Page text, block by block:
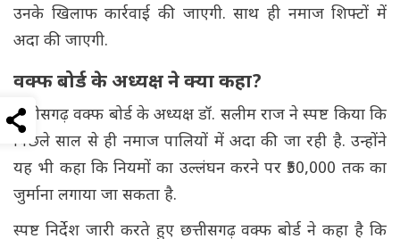
उनके खिलाफ कार्रवाई की जाएगी. साथ ही नमाज शिफ्टों में
अदा की जाएगी.
वक्फ बोर्ड के अध्यक्ष ने क्या कहा?
छत्तीसगढ़ वक्फ बोर्ड के अध्यक्ष डॉ. सलीम राज ने स्पष्ट किया कि
पिछले साल से ही नमाज पालियों में अदा की जा रही है. उन्होंने
यह भी कहा कि नियमों का उल्लंघन करने पर ₹50,000 तक का
जुर्माना लगाया जा सकता है.
स्पष्ट निर्देश जारी करते हुए छत्तीसगढ़ वक्फ बोर्ड ने कहा है कि